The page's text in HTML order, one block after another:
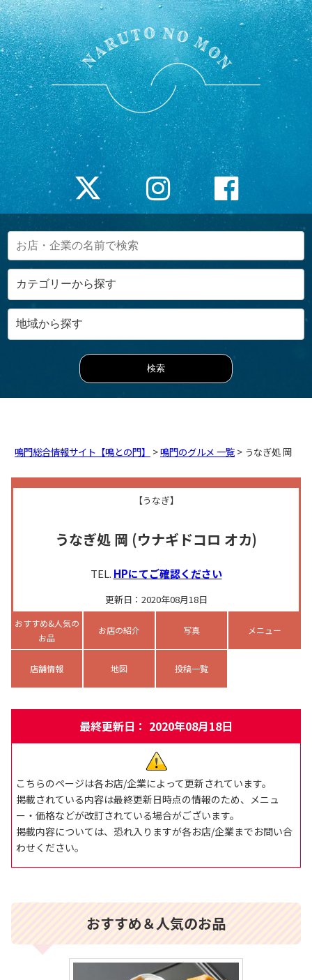
鳴門総合情報サイト【鳴との門】 >鳴門のグルメ 一覧 > うなぎ処 岡
【うなぎ】
うなぎ処 岡 (ウナギドコロ オカ)
TEL. HPにてご確認ください
更新日：2020年08月18日
おすすめ&人気の
お品
お店の紹介 写真 メニュー
店舗情報 地図 投稿一覧
最終更新日： 2020年08月18日
こちらのページは各お店/企業によって更新されています。
掲載されている内容は最終更新日時点の情報のため、メニュ
ー・価格などが改訂されている場合がございます。
掲載内容については、恐れ入りますが各お店/企業までお問い合
わせください。
おすすめ＆人気のお品